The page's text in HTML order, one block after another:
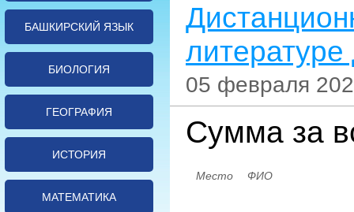
05 февраля
Сумма за
Место ФИО
БАШКИРСКИЙ ЯЗЫК
БИОЛОГИЯ
ГЕОГРАФИЯ
ИСТОРИЯ
МАТЕМАТИКА